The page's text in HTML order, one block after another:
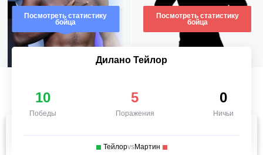
Посмотреть статистику
бойца
Посмотреть статистику
бойца
Дилано Тейлор
10
Победы
5
Поражения
0
Ничьи
ТейлорvsМартин